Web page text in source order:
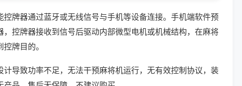
牌器通过蓝牙或无线信号与手机等设备连接。手机端软件预
控牌器接收到信号后驱动内部微型电机或机械结构，在麻将
牌目的。
导致功率不足，无法干预麻将机运行，无有效控制协议，装